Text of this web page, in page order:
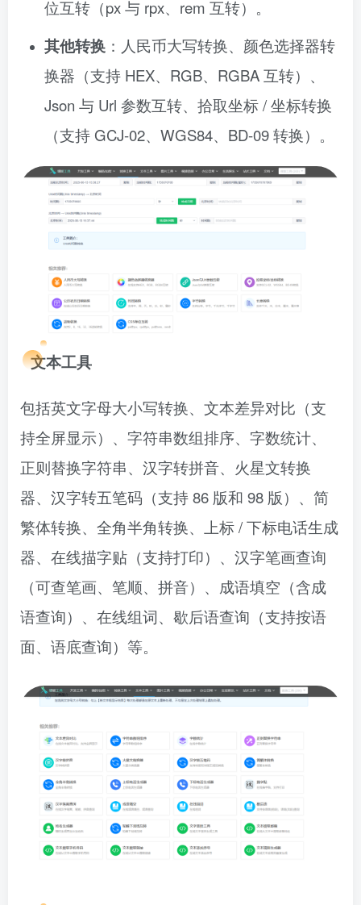
位互转（px 与 rpx、rem 互转）。
其他转换 ：人民币大写转换、颜色选择器转
换器（支持 HEX、RGB、RGBA 互转）、
Json 与 Url 参数互转、拾取坐标 / 坐标转换
（支持 GCJ-02、WGS84、BD-09 转换）。
文本工具
包括英文字母大小写转换、文本差异对比（支
持全屏显示）、字符串数组排序、字数统计、
正则替换字符串、汉字转拼音、火星文转换
器、汉字转五笔码（支持 86 版和 98 版）、简
繁体转换、全角半角转换、上标 / 下标电话生成
器、在线描字贴（支持打印）、汉字笔画查询
（可查笔画、笔顺、拼音）、成语填空（含成
语查询）、在线组词、歇后语查询（支持按语
面、语底查询）等。